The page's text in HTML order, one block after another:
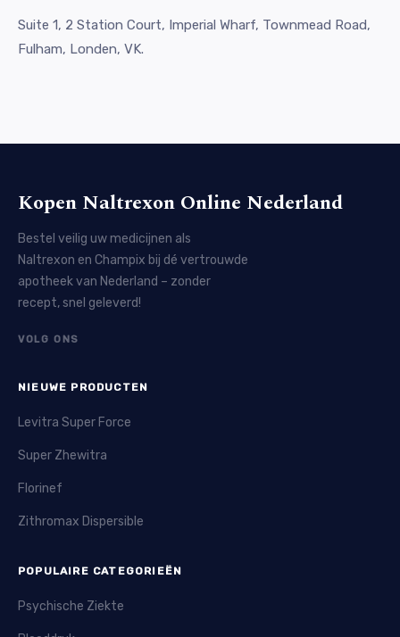
Suite 1, 2 Station Court, Imperial Wharf, Townmead Road,
Fulham, Londen, VK.
Kopen Naltrexon Online Nederland
Bestel veilig uw medicijnen als
Naltrexon en Champix bij dé vertrouwde
apotheek van Nederland – zonder
recept, snel geleverd!
VOLG ONS
NIEUWE PRODUCTEN
Levitra Super Force
Super Zhewitra
Florinef
Zithromax Dispersible
POPULAIRE CATEGORIEËN
Psychische Ziekte